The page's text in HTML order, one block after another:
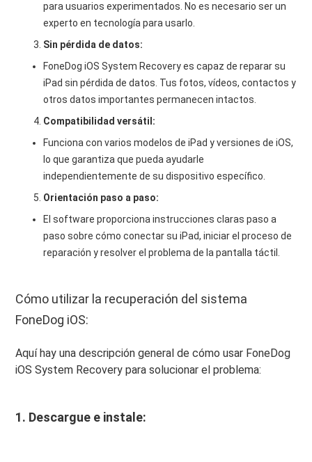
para usuarios experimentados. No es necesario ser un
experto en tecnología para usarlo.
Sin pérdida de datos:
FoneDog iOS System Recovery es capaz de reparar su
iPad sin pérdida de datos. Tus fotos, vídeos, contactos y
otros datos importantes permanecen intactos.
Compatibilidad versátil:
Funciona con varios modelos de iPad y versiones de iOS,
lo que garantiza que pueda ayudarle
independientemente de su dispositivo específico.
Orientación paso a paso:
El software proporciona instrucciones claras paso a
paso sobre cómo conectar su iPad, iniciar el proceso de
reparación y resolver el problema de la pantalla táctil.
Cómo utilizar la recuperación del sistema
FoneDog iOS:
Aquí hay una descripción general de cómo usar FoneDog
iOS System Recovery para solucionar el problema:
1. Descargue e instale: